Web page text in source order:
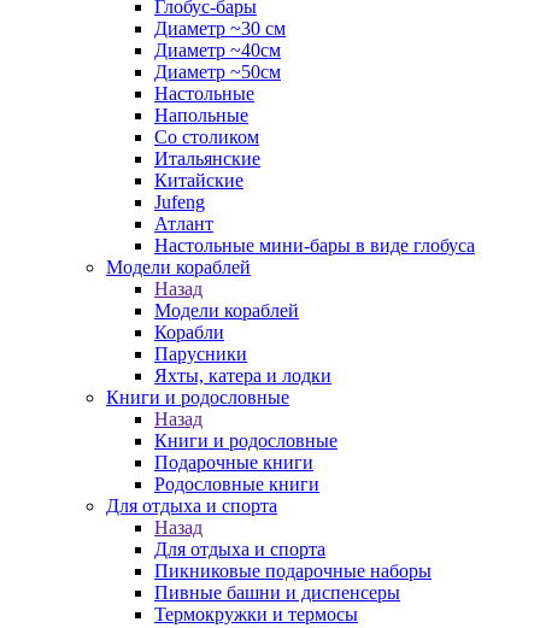
Глобус-бары
Диаметр ~30 см
Диаметр ~40см
Диаметр ~50см
Настольные
Напольные
Со столиком
Итальянские
Китайские
Jufeng
Атлант
Настольные мини-бары в виде глобуса
Модели кораблей
Назад
Модели кораблей
Корабли
Парусники
Яхты, катера и лодки
Книги и родословные
Назад
Книги и родословные
Подарочные книги
Родословные книги
Для отдыха и спорта
Назад
Для отдыха и спорта
Пикниковые подарочные наборы
Пивные башни и диспенсеры
Термокружки и термосы